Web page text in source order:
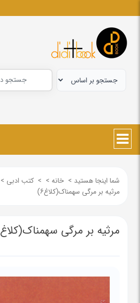
شما اینجا هستید > خانه >
> کتب ادبی >
مرثیه بر مرگی سهمناک(کلاغ6)
مرثیه بر مرگی سهمناک(کلاغ6)